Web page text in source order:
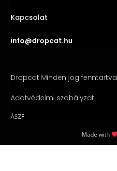
Kapcsolat
info@dropcat.hu
Dropcat Minden jog fenntartva
Adatvédelmi szabályzat
ÁSZF
Made with